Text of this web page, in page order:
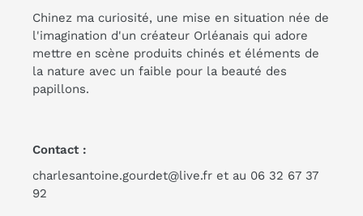
Chinez ma curiosité, une mise en situation née de
l'imagination d'un créateur Orléanais qui adore
mettre en scène produits chinés et éléments de
la nature avec un faible pour la beauté des
papillons.
Contact :
charlesantoine.gourdet@live.fr et au 06 32 67 37
92